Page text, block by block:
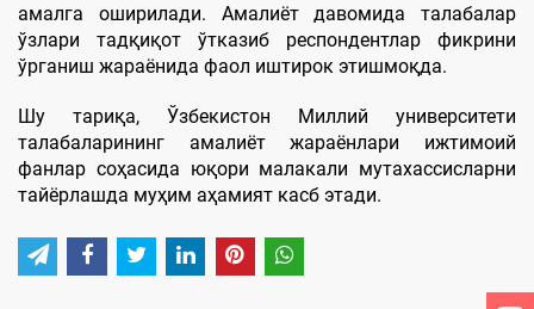
амалга оширилади. Амалиёт давомида талабалар
ўзлари тадқиқот ўтказиб респондентлар фикрини
ўрганиш жараёнида фаол иштирок этишмоқда.
Шу тариқа, Ўзбекистон Миллий университети
талабаларининг амалиёт жараёнлари ижтимоий
фанлар соҳасида юқори малакали мутахассисларни
тайёрлашда муҳим аҳамият касб этади.